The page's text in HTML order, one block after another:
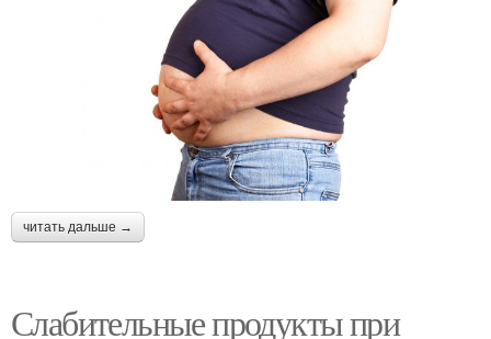
читать дальше →
Слабительные продукты при